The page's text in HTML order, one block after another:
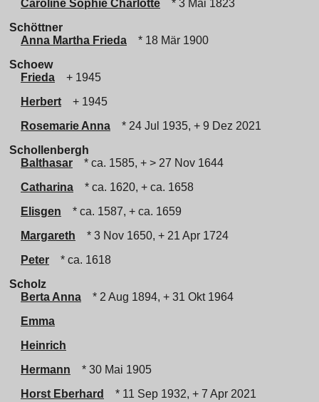
Caroline Sophie Charlotte
* 3 Mai 1823
Schöttner
Anna Martha Frieda
* 18 Mär 1900
Schoew
Frieda
+ 1945
Herbert
+ 1945
Rosemarie Anna
* 24 Jul 1935, + 9 Dez 2021
Schollenbergh
Balthasar
* ca. 1585, + > 27 Nov 1644
Catharina
* ca. 1620, + ca. 1658
Elisgen
* ca. 1587, + ca. 1659
Margareth
* 3 Nov 1650, + 21 Apr 1724
Peter
* ca. 1618
Scholz
Berta Anna
* 2 Aug 1894, + 31 Okt 1964
Emma
Heinrich
Hermann
* 30 Mai 1905
Horst Eberhard
* 11 Sep 1932, + 7 Apr 2021